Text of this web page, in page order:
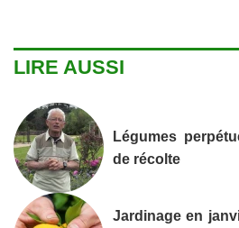
LIRE AUSSI
Légumes
de récolte
Jardinage en